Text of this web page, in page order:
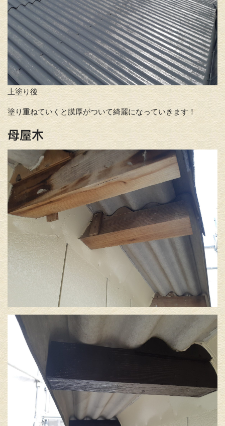
上塗り後
塗り重ねていくと膜厚がついて綺麗になっていきます！
母屋木